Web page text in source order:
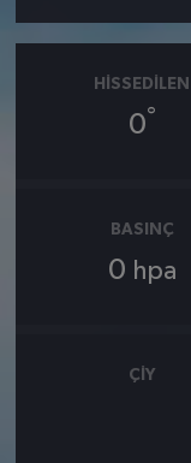
HISSEDILEN
0°
BASINÇ
0 hpa
ÇIY